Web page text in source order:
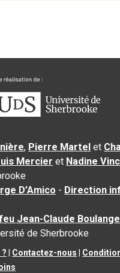
, Pierre Martel et
Mercier et Nadine
D’Amico - Direction
Jean-Claude
de Sherbrooke
Contactez-nous